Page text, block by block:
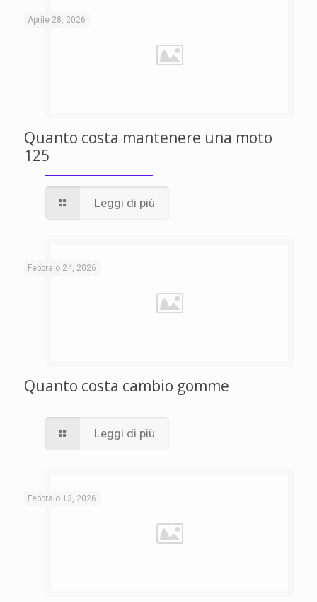
Aprile 28, 2026
Quanto costa mantenere una moto
125
Leggi di più
Febbraio 24, 2026
Quanto costa cambio gomme
Leggi di più
Febbraio 13, 2026